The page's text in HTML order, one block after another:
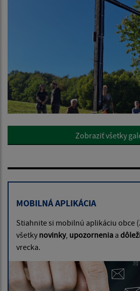
Zobraziť všetky
MOBILNÁ APLIKÁCIA
Stiahnite si mobilnú aplikáciu obce
všetky novinky, upozornenia a
vrecka.